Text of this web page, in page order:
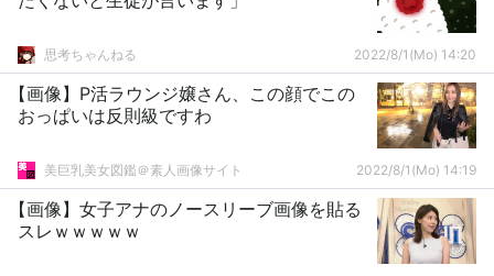
思考ちゃんねる 2022/8/1(Mo) 14:20
【画像】P活ラウンジ嬢さん、この顔でこの
おっぱいは反則級ですわ
美巨乳美女図鑑＠素人画像サイト 2022/8/1(Mo) 14:19
【画像】女子アナのノースリーブ画像を貼る
スレｗｗｗｗｗ